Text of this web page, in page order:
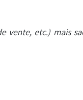
vente, etc.) mais